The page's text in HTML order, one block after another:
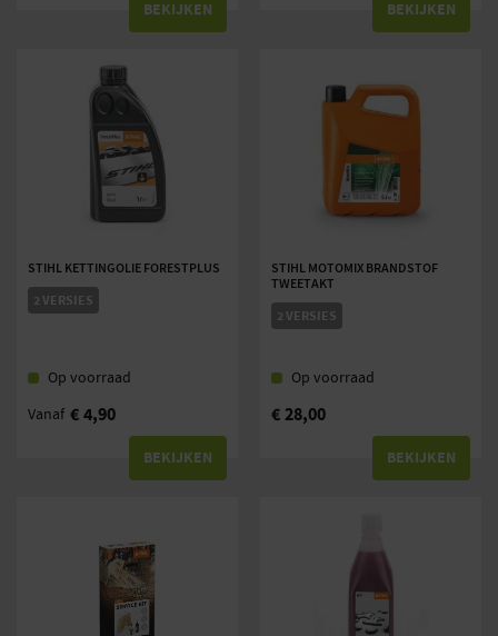
BEKIJKEN BEKIJKEN
STIHL KETTINGOLIE FORESTPLUS
2 VERSIES
Op voorraad
Vanaf €4,90
BEKIJKEN
STIHL MOTOMIX BRANDSTOF
TWEETAKT
2 VERSIES
Op voorraad
€28,00
BEKIJKEN